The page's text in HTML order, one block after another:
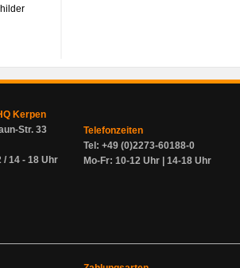
Kerpen
Str. 33
/ 14 - 18 Uhr
Telefonzeiten
Tel: +49 (0)2273-60188-0
Mo-Fr: 10-12 Uhr | 14-18 Uhr